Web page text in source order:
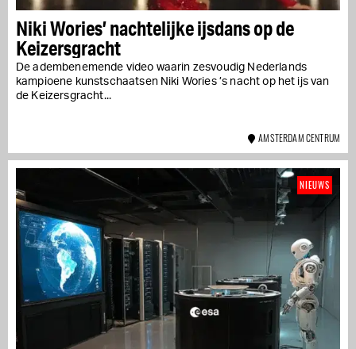
Niki Wories’ nachtelijke ijsdans op de
Keizersgracht
De adembenemende video waarin zesvoudig Nederlands
kampioene kunstschaatsen Niki Wories ’s nacht op het ijs van
de Keizersgracht...
AMSTERDAM CENTRUM
NIEUWS